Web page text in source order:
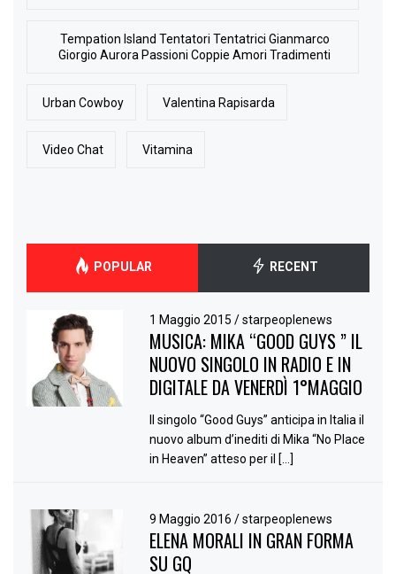
Tempation Island Tentatori Tentatrici Gianmarco
Giorgio Aurora Passioni Coppie Amori Tradimenti
Urban Cowboy Valentina Rapisarda
Video Chat Vitamina
POPULAR RECENT
1 Maggio 2015/ starpeoplenews
MUSICA: MIKA “GOOD GUYS ” IL
NUOVO SINGOLO IN RADIO E IN
DIGITALE DA VENERDÌ 1°MAGGIO
Il singolo “Good Guys” anticipa in Italia il
nuovo album d’inediti di Mika “No Place
in Heaven” atteso per il […]
9 Maggio 2016/ starpeoplenews
ELENA MORALI IN GRAN FORMA
SU GQ